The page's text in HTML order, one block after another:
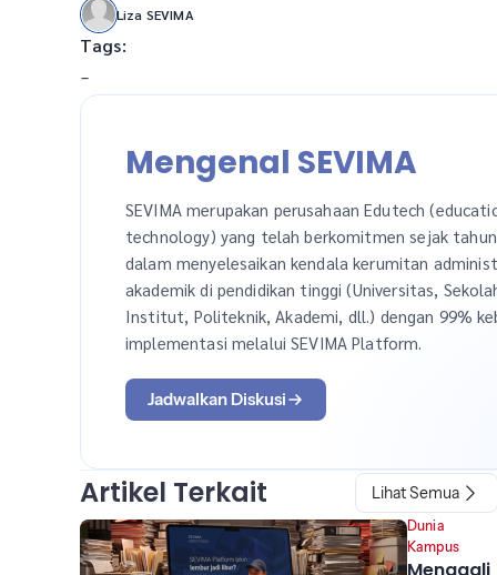
Liza SEVIMA
Tags:
-
Mengenal SEVIMA
SEVIMA merupakan perusahaan Edutech
technology) yang telah berkomitmen sejak
dalam menyelesaikan kendala kerumitan
akademik di pendidikan tinggi (Universitas,
Institut, Politeknik, Akademi, dll.) dengan 99%
implementasi melalui SEVIMA Platform.
Jadwalkan Diskusi
Artikel Terkait Lihat Semua
Dunia
Kampus
Menggali